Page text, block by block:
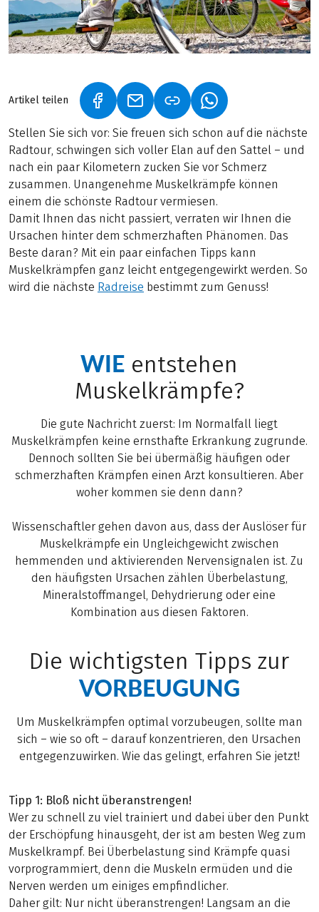
Artikel teilen (LINK ÖFFNET IN NEUEM TAB)
(LINK ÖFFNET IN NEUEM TAB)
(LINK ÖFFNET IN
Stellen Sie sich vor: Sie freuen sich schon auf die nächste
Radtour, schwingen sich voller Elan auf den Sattel – und
nach ein paar Kilometern zucken Sie vor Schmerz
zusammen. Unangenehme Muskelkrämpfe können
einem die schönste Radtour vermiesen.
Damit Ihnen das nicht passiert, verraten wir Ihnen die
Ursachen hinter dem schmerzhaften Phänomen. Das
Beste daran? Mit ein paar einfachen Tipps kann
Muskelkrämpfen ganz leicht entgegengewirkt werden. So
wird die nächste Radreise bestimmt zum Genuss!
WIE entstehen
Muskelkrämpfe?
Die gute Nachricht zuerst: Im Normalfall liegt
Muskelkrämpfen keine ernsthafte Erkrankung zugrunde.
Dennoch sollten Sie bei übermäßig häufigen oder
schmerzhaften Krämpfen einen Arzt konsultieren. Aber
woher kommen sie denn dann?
Wissenschaftler gehen davon aus, dass der Auslöser für
Muskelkrämpfe ein Ungleichgewicht zwischen
hemmenden und aktivierenden Nervensignalen ist. Zu
den häufigsten Ursachen zählen Überbelastung,
Mineralstoffmangel, Dehydrierung oder eine
Kombination aus diesen Faktoren.
Die wichtigsten Tipps zur
VORBEUGUNG
Um Muskelkrämpfen optimal vorzubeugen, sollte man
sich – wie so oft – darauf konzentrieren, den Ursachen
entgegenzuwirken. Wie das gelingt, erfahren Sie jetzt!
Tipp 1: Bloß nicht überanstrengen!
Wer zu schnell zu viel trainiert und dabei über den Punkt
der Erschöpfung hinausgeht, der ist am besten Weg zum
Muskelkrampf. Bei Überbelastung sind Krämpfe quasi
vorprogrammiert, denn die Muskeln ermüden und die
Nerven werden um einiges empfindlicher.
Daher gilt: Nur nicht überanstrengen! Langsam an die